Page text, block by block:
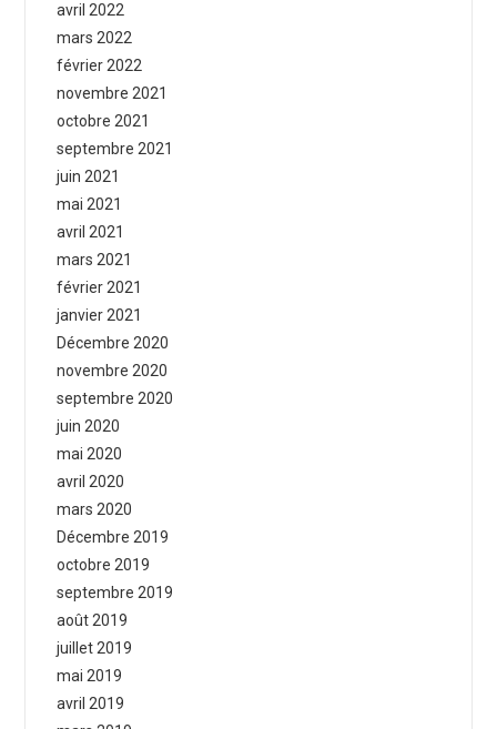
avril 2022
mars 2022
février 2022
novembre 2021
octobre 2021
septembre 2021
juin 2021
mai 2021
avril 2021
mars 2021
février 2021
janvier 2021
Décembre 2020
novembre 2020
septembre 2020
juin 2020
mai 2020
avril 2020
mars 2020
Décembre 2019
octobre 2019
septembre 2019
août 2019
juillet 2019
mai 2019
avril 2019